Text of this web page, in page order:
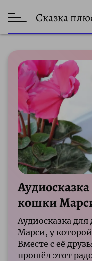
Сказка
кошки
Аудиосказка
Марси, у
Вместе с её
прошёл этот